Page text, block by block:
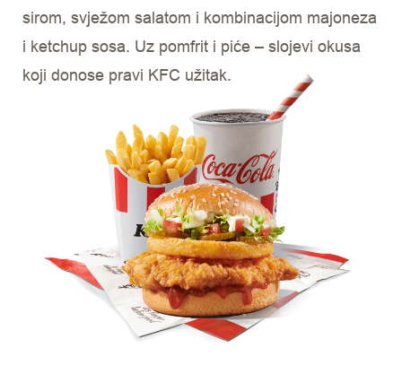
KONTAKT
NOVOSTI
KARIJERA
Search
for:
sirom, svježom salatom i kombinacijom majoneza
i ketchup sosa. Uz pomfrit i piće – slojevi okusa
koji donose pravi KFC užitak.